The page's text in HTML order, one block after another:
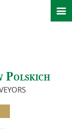
Polskich
